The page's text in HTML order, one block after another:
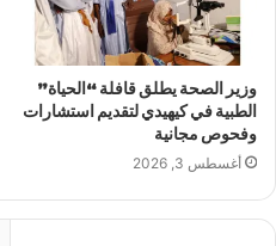
وزير الصحة يطلق قافلة “الحياة”
الطبية في كيهيدي لتقديم استشارات
وفحوص مجانية
أغسطس 3, 2026